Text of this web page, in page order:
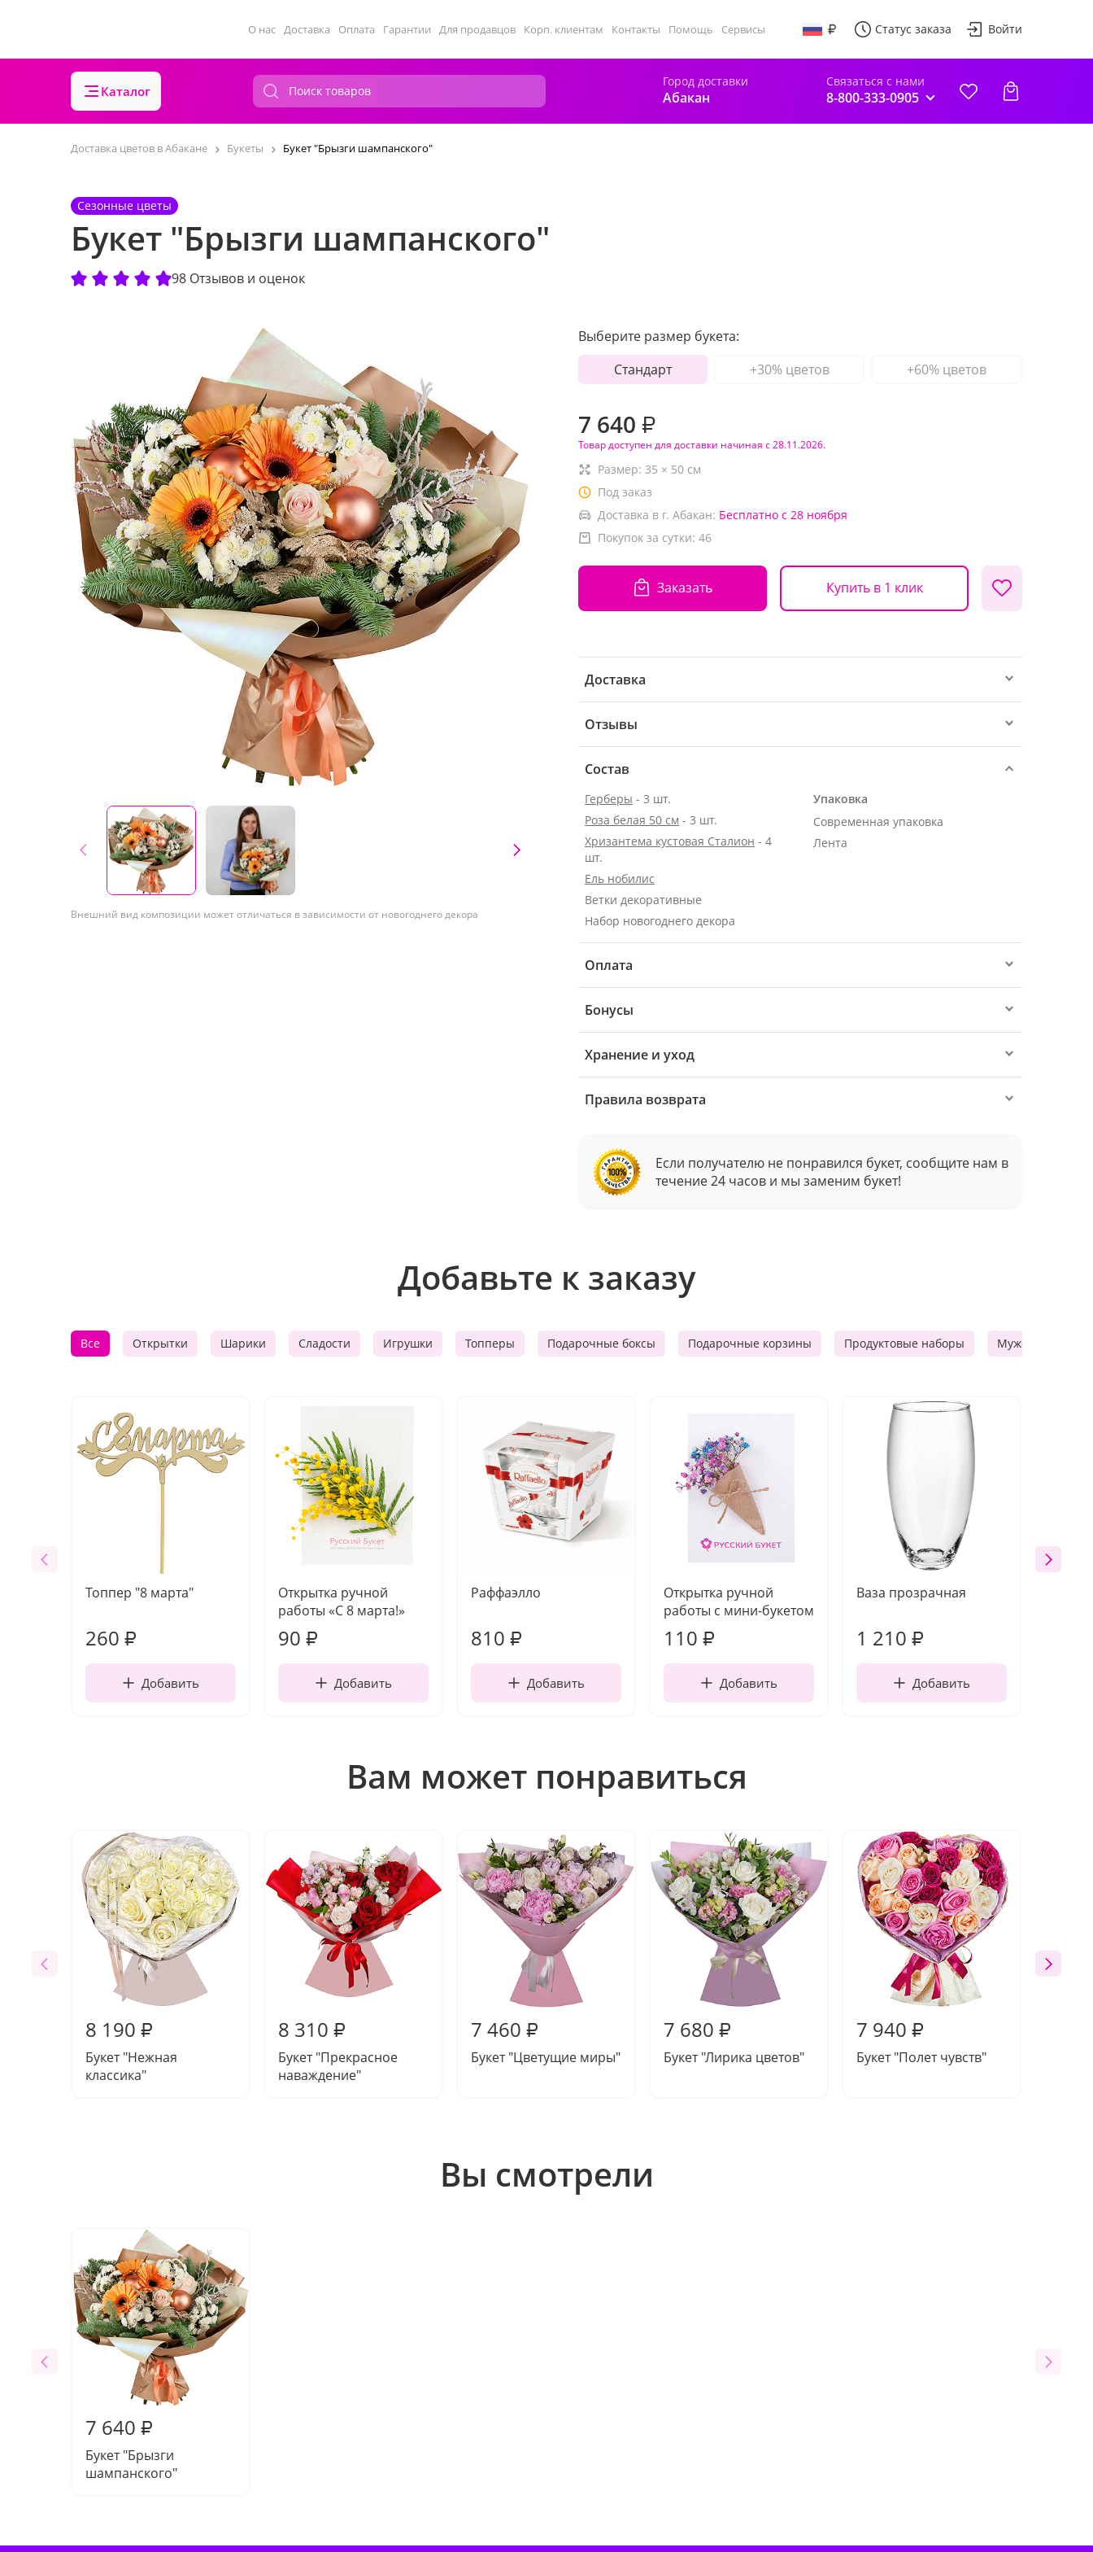
О нас Доставка Оплата Гарантии Для продавцов Корп. клиентам Контакты Помощь Сервисы Статус заказа Войти
Каталог
Город доставки
Абакан
Связаться с нами
8-800-333-0905
Доставка цветов в Абакане Букеты Букет "Брызги шампанского"
Сезонные цветы
Букет "Брызги шампанского"
98 Отзывов и оценок
Внешний вид композиции может отличаться в зависимости от новогоднего декора
Выберите размер букета:
Стандарт
+30% цветов +60% цветов
7 640 ₽
Товар доступен для доставки начиная с 28.11.2026.
Размер: 35 × 50 см
Под заказ
Доставка в г. Абакан: Бесплатно с 28 ноября
Покупок за сутки: 46
Заказать Купить в 1 клик
Доставка
Отзывы
Состав
Герберы - 3 шт.
Роза белая 50 см - 3 шт.
Хризантема кустовая Сталион - 4
шт.
Ель нобилис
Ветки декоративные
Набор новогоднего декора
Упаковка
Современная упаковка
Лента
Оплата
Бонусы
Хранение и уход
Правила возврата
Если получателю не понравился букет, сообщите нам в
течение 24 часов и мы заменим букет!
Добавьте к заказу
Все Открытки Шарики Сладости Игрушки Топперы Подарочные боксы Подарочные корзины Продуктовые наборы Мужские
Топпер "8 марта"
260 ₽
Добавить
Открытка ручной
работы «С 8 марта!»
90 ₽
Добавить
Раффаэлло
810 ₽
Добавить
Открытка ручной
работы с мини-букетом
110 ₽
Добавить
Ваза прозрачная
1 210 ₽
Добавить
Вам может понравиться
8 190 ₽
Букет "Нежная
классика"
8 310 ₽
Букет "Прекрасное
наваждение"
7 460 ₽
Букет "Цветущие миры"
7 680 ₽
Букет "Лирика цветов"
7 940 ₽
Букет "Полет чувств"
Вы смотрели
7 640 ₽
Букет "Брызги
шампанского"